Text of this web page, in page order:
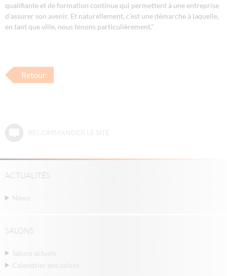
qualifiante et de formation continue qui permettent à une entreprise
d'assurer son avenir. Et naturellement, c'est une démarche à laquelle,
en tant que ville, nous tenons particulièrement."
Retour
ACTUALITÉS
News
SALONS
Salons actuels
Calendrier des salons